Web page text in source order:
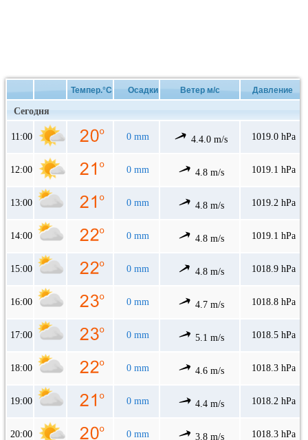
Темпер.°C Осадки Ветер м/с Давление
Сегодня
11:00 0 mm 4.4.0 m/s 1019.0 hPa
12:00 0 mm 4.8 m/s 1019.1 hPa
13:00 0 mm 4.8 m/s 1019.2 hPa
14:00 0 mm 4.8 m/s 1019.1 hPa
15:00 0 mm 4.8 m/s 1018.9 hPa
16:00 0 mm 4.7 m/s 1018.8 hPa
17:00 0 mm 5.1 m/s 1018.5 hPa
18:00 0 mm 4.6 m/s 1018.3 hPa
19:00 0 mm 4.4 m/s 1018.2 hPa
20:00 0 mm 3.8 m/s 1018.3 hPa